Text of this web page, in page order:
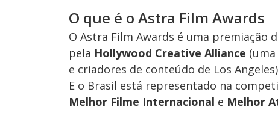
O que é o Astra Film Awards
O Astra Film Awards é uma premiação
pela Hollywood Creative Alliance
e criadores de conteúdo de Los
E o Brasil está representado na
Melhor Filme Internacional e Melhor